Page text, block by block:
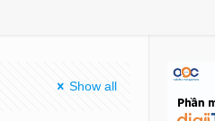
Show all